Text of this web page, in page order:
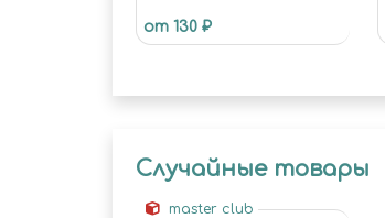
от 130 ₽
Случайные товары
master club